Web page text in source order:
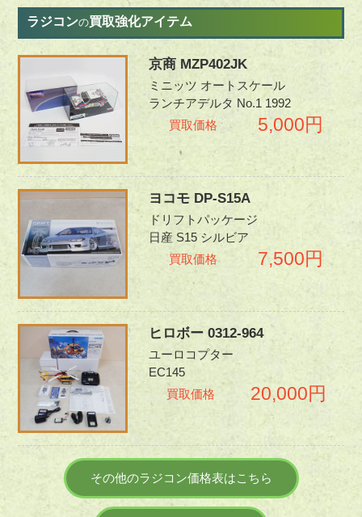
ラジコンの買取強化アイテム
京商 MZP402JK
ミニッツ オートスケール
ランチアデルタ No.1 1992
買取価格
5,000円
ヨコモ DP-S15A
ドリフトパッケージ
日産 S15 シルビア
買取価格
7,500円
ヒロボー 0312-964
ユーロコプター
EC145
買取価格
20,000円
その他のラジコン価格表はこちら